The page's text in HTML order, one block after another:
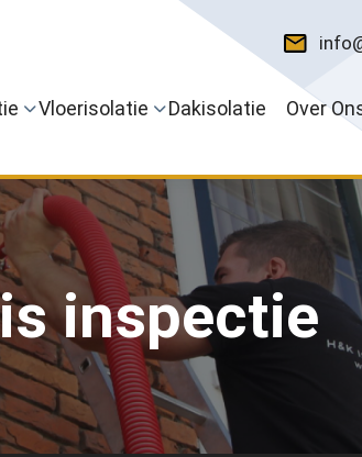
Vloerisolatie Dakisolatie Over
inspectie